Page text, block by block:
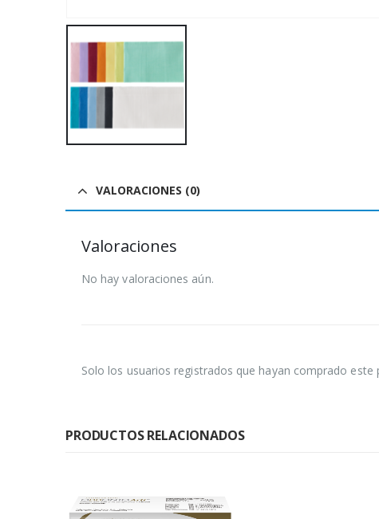
VALORACIONES (0)
Valoraciones
No hay valoraciones aún.
Solo los usuarios registrados que hayan comprado
PRODUCTOS RELACIONADOS